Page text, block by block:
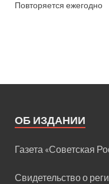
Повторяется ежегодно
ОБ ИЗДАНИИ
Газета «Советская
Свидетельство о